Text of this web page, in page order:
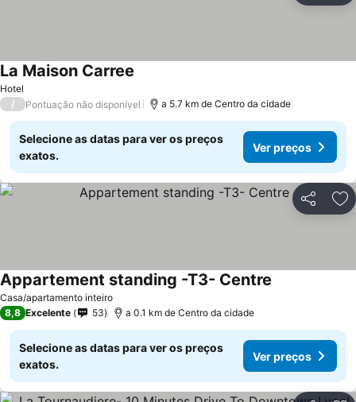
Hotel
La Maison Carree
/ Pontuação não disponível a 5.7 km de Centro da cidade
Selecione as datas para ver os preços
exatos.
Ver preços
Partilhar
Casa/apartamento inteiro
Appartement standing -T3- Centre
8,8 Excelente 53 a 0.1 km de Centro da cidade
Selecione as datas para ver os preços
exatos.
Ver preços